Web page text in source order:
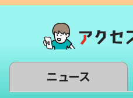
ニュース